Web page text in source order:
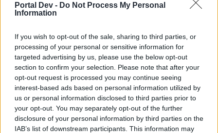
Portal Dev - Do Not Process My Personal
Information
If you wish to opt-out of the sale, sharing to third parties, or
processing of your personal or sensitive information for
targeted advertising by us, please use the below opt-out
section to confirm your selection. Please note that after your
opt-out request is processed you may continue seeing
interest-based ads based on personal information utilized by
us or personal information disclosed to third parties prior to
your opt-out. You may separately opt-out of the further
disclosure of your personal information by third parties on the
IAB’s list of downstream participants. This information may
wenn Du in diesem Forum aktiv an den
Gesprächen teilnehmen oder eigene Themen
starten möchtest, musst Du Dich bitte zunächst im
Spiel einloggen. Falls Du noch keinen Spielaccount
besitzt, bitte registriere Dich neu. Wir freuen uns
auf Deinen nächsten Besuch in unserem Forum!
„Zum Spiel“
Thema: Das Game ist kaputt /Was soll aus dem Spiel
werden?